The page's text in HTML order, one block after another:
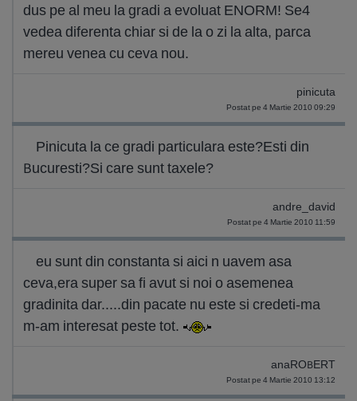
dus pe al meu la gradi a evoluat ENORM! Se4
vedea diferenta chiar si de la o zi la alta, parca
mereu venea cu ceva nou.
pinicuta
Postat pe 4 Martie 2010 09:29
Pinicuta la ce gradi particulara este?Esti din
Bucuresti?Si care sunt taxele?
andre_david
Postat pe 4 Martie 2010 11:59
eu sunt din constanta si aici n uavem asa
ceva,era super sa fi avut si noi o asemenea
gradinita dar.....din pacate nu este si credeti-ma
m-am interesat peste tot.
anaROBERT
Postat pe 4 Martie 2010 13:12